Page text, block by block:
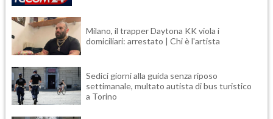
Milano, il trapper Daytona KK viola i
domiciliari: arrestato | Chi è l'artista
Sedici giorni alla guida senza riposo
settimanale, multato autista di bus turistico
a Torino